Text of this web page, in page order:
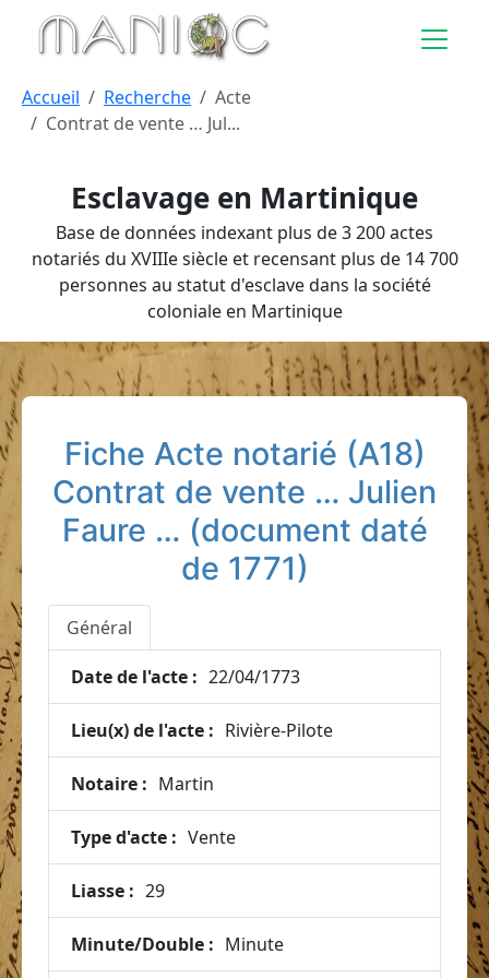
Aller au contenu principal
Esclavage en Martinique
Base de données indexant plus de 3 200 actes
notariés du XVIIIe siècle et recensant plus de 14 700
personnes au statut d'esclave dans la société
coloniale en Martinique
Accueil Recherche
Acte
Contrat de vente … Jul...
Fiche Acte notarié (A18)
Contrat de vente … Julien
Faure … (document daté
de 1771)
Général
Date de l'acte : 22/04/1773
Lieu(x) de l'acte : Rivière-Pilote
Notaire : Martin
Type d'acte : Vente
Liasse : 29
Minute/Double : Minute